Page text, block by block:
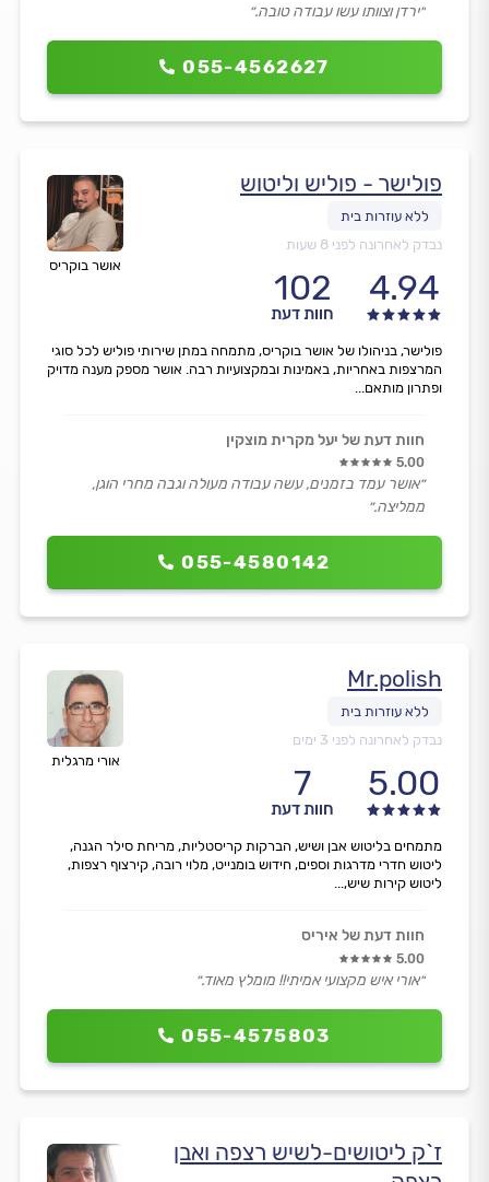
055-4562627
״ירדן וצוותו עשו עבודה טובה.״
אושר בוקריס
פולישר - פוליש וליטוש
נבדק לאחרונה לפני 8 שעות
4.94
102
חוות דעת
055-4580142
פולישר, בניהולו של אושר בוקריס, מתמחה במתן שירותי פוליש לכל סוגי
המרצפות באחריות, באמינות ובמקצועיות רבה. אושר מספק מענה מדויק
ופתרון מותאם...
חוות דעת של יעל מקרית מוצקין
5.00
״אושר עמד בזמנים, עשה עבודה מעולה וגבה מחרי הוגן,
ממליצה.״
אורי מרגלית
Mr.polish
נבדק לאחרונה לפני 3 ימים
5.00
7
חוות דעת
055-4575803
מתמחים בליטוש אבן ושיש, הברקות קריסטליות, מריחת סילר הגנה,
ליטוש חדרי מדרגות וספים, חידוש בומנייט, מלוי רובה, קירצוף רצפות,
ליטוש קירות שיש,...
חוות דעת של איריס
5.00
״אורי איש מקצועי אמיתי!! מומלץ מאוד.״
ז`ק ליטושים-לשיש רצפה ואבן